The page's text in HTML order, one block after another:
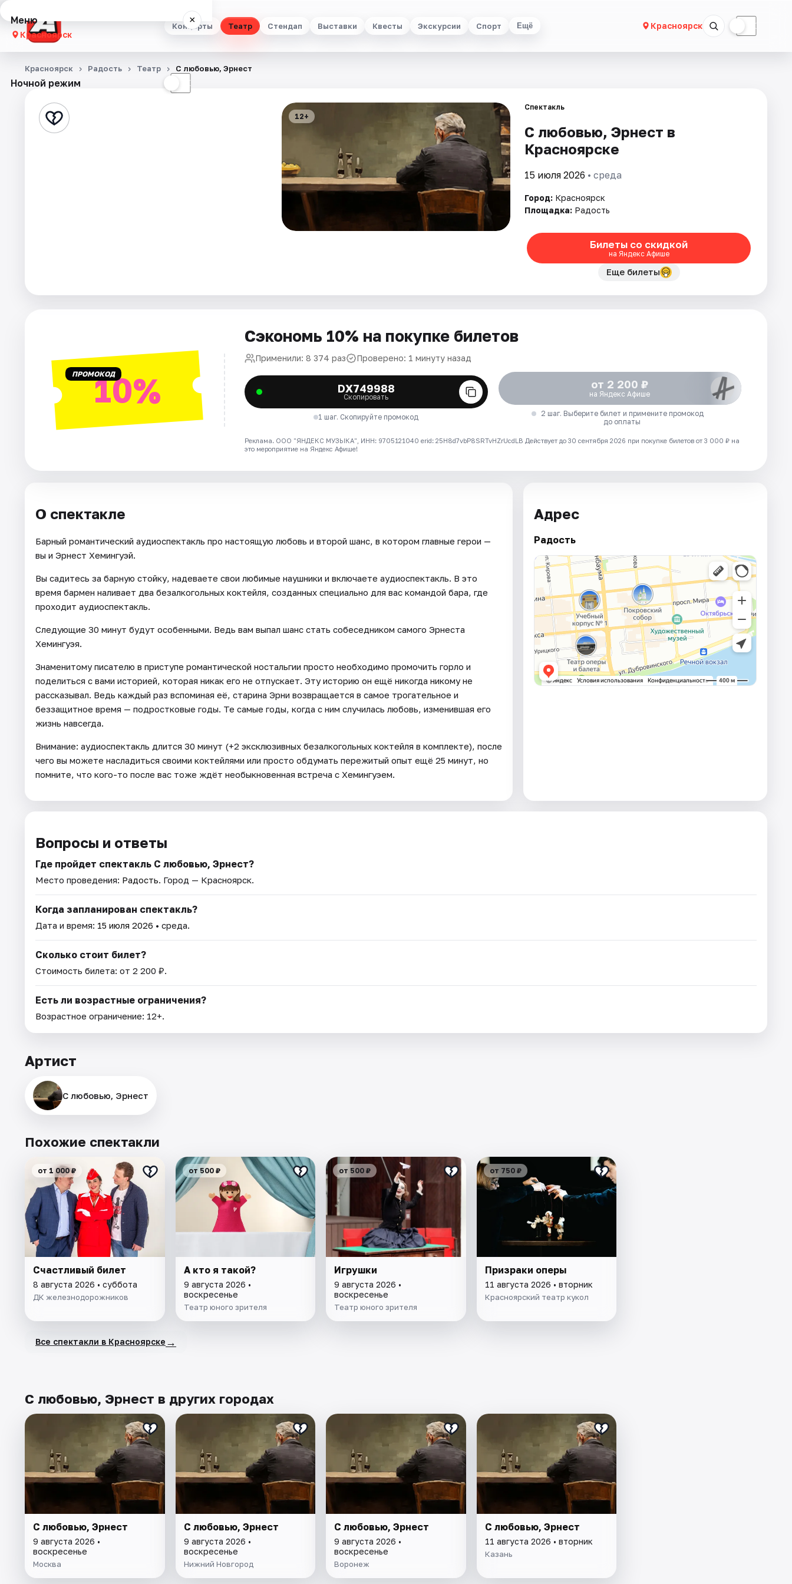
Концерты Театр Стендап Выставки Квесты Экскурсии Спорт Ещё Красноярск ☾
Меню ×
Красноярск
Концерты
Стендап
Города
Рейтинги
Ночной режим ☾
Красноярск Радость Театр С любовью, Эрнест
12+
Спектакль
С любовью, Эрнест в
Красноярске
15 июля 2026 • среда
Город: Красноярск
Площадка: Радость
Билеты со скидкой
на Яндекс Афише
Еще билеты
ПРОМОКОД10%
Сэкономь 10% на покупке билетов
Применили: 8 374 раз Проверено: 1 минуту назад
DX749988
Скопировать
1 шаг. Скопируйте промокод
от 2 200 ₽
на Яндекс Афише
2 шаг. Выберите билет и примените промокод
до оплаты
Реклама. ООО "ЯНДЕКС МУЗЫКА", ИНН: 9705121040 erid: 25H8d7vbP8SRTvHZrUcdLB Действует до 30 сентября 2026 при покупке билетов от 3 000 ₽ на
это мероприятие на Яндекс Афише!
О спектакле
Барный романтический аудиоспектакль про настоящую любовь и второй шанс, в котором главные герои —
вы и Эрнест Хемингуэй.
Вы садитесь за барную стойку, надеваете свои любимые наушники и включаете аудиоспектакль. В это
время бармен наливает два безалкогольных коктейля, созданных специально для вас командой бара, где
проходит аудиоспектакль.
Следующие 30 минут будут особенными. Ведь вам выпал шанс стать собеседником самого Эрнеста
Хемингуэя.
Знаменитому писателю в приступе романтической ностальгии просто необходимо промочить горло и
поделиться с вами историей, которая никак его не отпускает. Эту историю он ещё никогда никому не
рассказывал. Ведь каждый раз вспоминая её, старина Эрни возвращается в самое трогательное и
беззащитное время — подростковые годы. Те самые годы, когда с ним случилась любовь, изменившая его
жизнь навсегда.
Внимание: аудиоспектакль длится 30 минут (+2 эксклюзивных безалкогольных коктейля в комплекте), после
чего вы можете насладиться своими коктейлями или просто обдумать пережитый опыт ещё 25 минут, но
помните, что кого-то после вас тоже ждёт необыкновенная встреча с Хемингуэем.
Адрес
Радость
Вопросы и ответы
Где пройдет спектакль С любовью, Эрнест?
Место проведения: Радость. Город — Красноярск.
Когда запланирован спектакль?
Дата и время: 15 июля 2026 • среда.
Сколько стоит билет?
Стоимость билета: от 2 200 ₽.
Есть ли возрастные ограничения?
Возрастное ограничение: 12+.
Артист
С любовью, Эрнест
Похожие спектакли
от 1 000 ₽
Счастливый билет
8 августа 2026 • суббота
ДК железнодорожников
от 500 ₽
А кто я такой?
9 августа 2026 •
воскресенье
Театр юного зрителя
от 500 ₽
Игрушки
9 августа 2026 •
воскресенье
Театр юного зрителя
от 750 ₽
Призраки оперы
11 августа 2026 • вторник
Красноярский театр кукол
Все спектакли в Красноярске →
С любовью, Эрнест в других городах
С любовью, Эрнест
9 августа 2026 •
воскресенье
Москва
С любовью, Эрнест
9 августа 2026 •
воскресенье
Нижний Новгород
С любовью, Эрнест
9 августа 2026 •
воскресенье
Воронеж
С любовью, Эрнест
11 августа 2026 • вторник
Казань